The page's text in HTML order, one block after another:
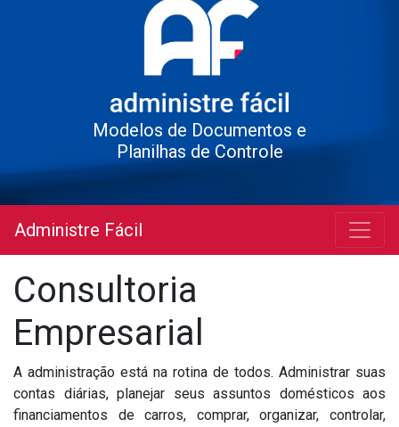
Modelos de Documentos e
Planilhas de Controle
Administre Fácil
Consultoria
Empresarial
A administração está na rotina de todos. Administrar suas
contas diárias, planejar seus assuntos domésticos aos
financiamentos de carros, comprar, organizar, controlar,